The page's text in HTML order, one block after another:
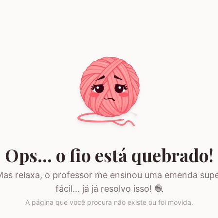
Ops… o fio está quebrado!
relaxa, o professor me ensinou uma emenda
fácil… já já resolvo isso! 🧶
A página que você procura não existe ou foi movida.